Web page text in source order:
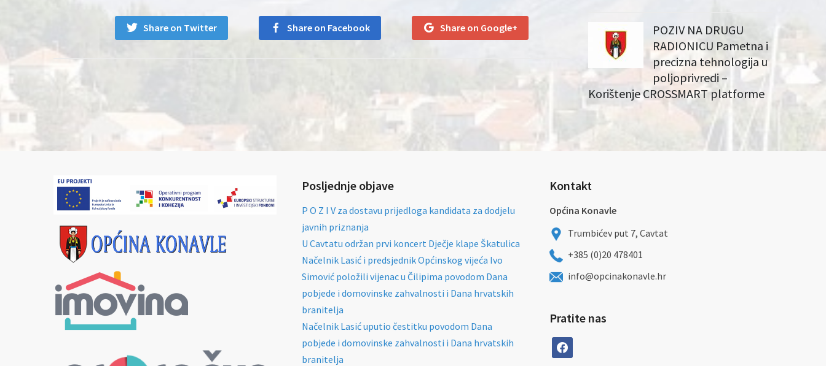
Share on Twitter Share on Facebook Share on Google+
POZIV NA DRUGU
RADIONICU Pametna i
precizna tehnologija u
poljoprivredi –
Korištenje CROSSMART platforme
Posljednje objave
P O Z I V za dostavu prijedloga kandidata za dodjelu
javnih priznanja
U Cavtatu održan prvi koncert Dječje klape Škatulica
Načelnik Lasić i predsjednik Općinskog vijeća Ivo
Simović položili vijenac u Čilipima povodom Dana
pobjede i domovinske zahvalnosti i Dana hrvatskih
branitelja
Načelnik Lasić uputio čestitku povodom Dana
pobjede i domovinske zahvalnosti i Dana hrvatskih
branitelja
Kontakt
Općina Konavle
Trumbićev put 7, Cavtat
+385 (0)20 478401
info@opcinakonavle.hr
Pratite nas
facebook